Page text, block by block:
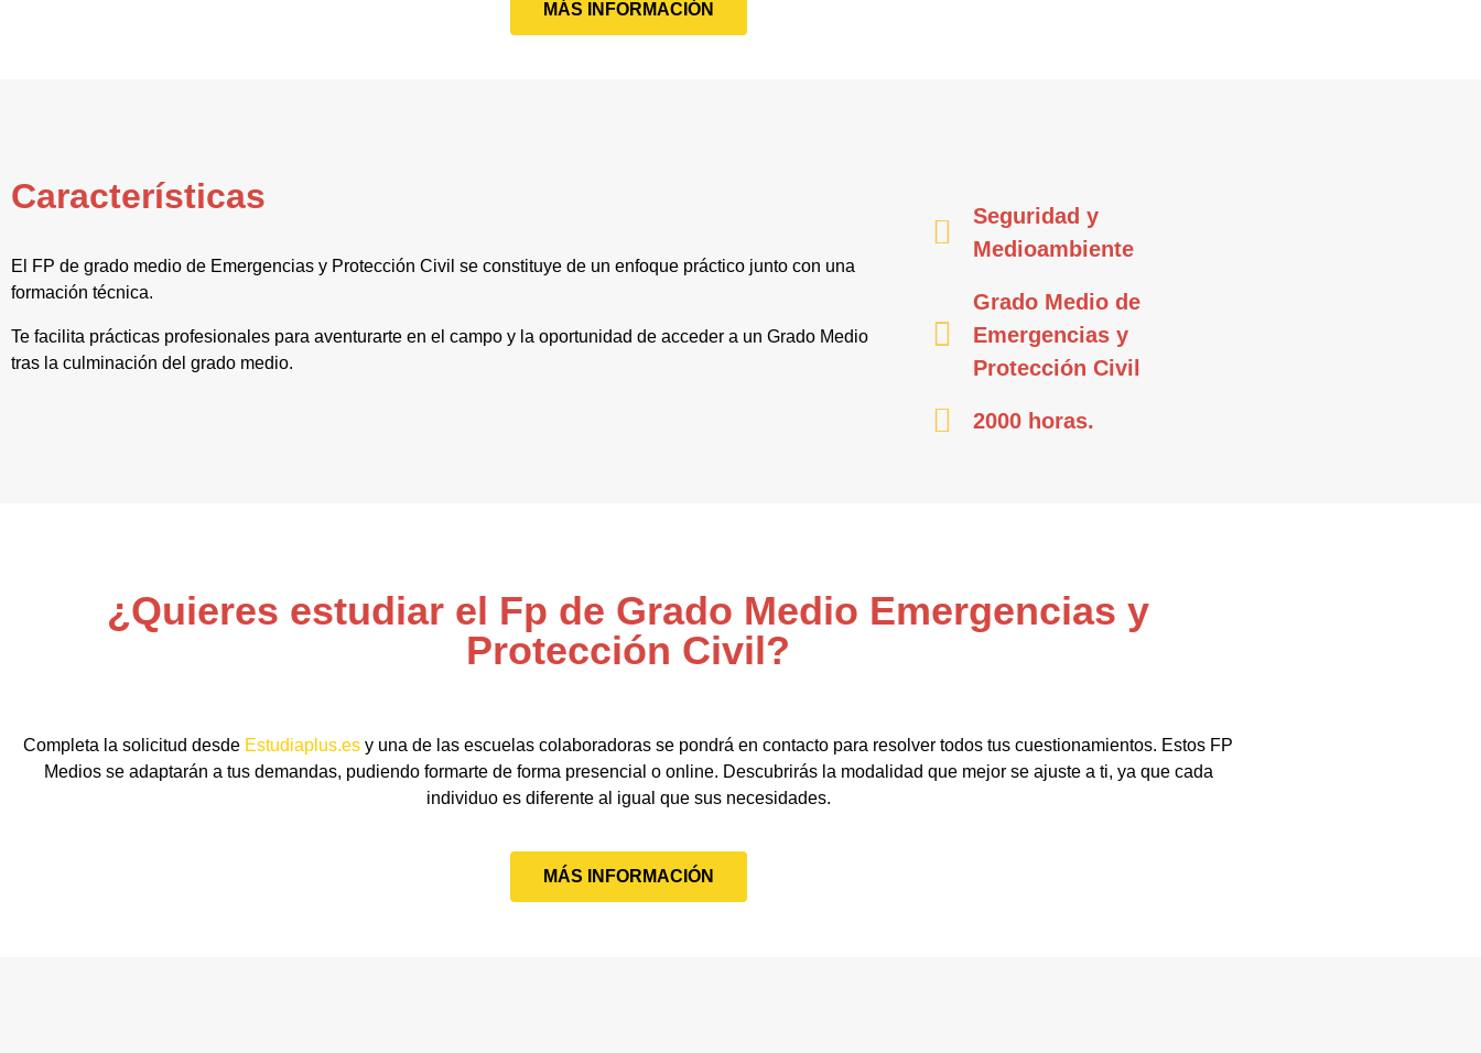
MÁS INFORMACIÓN
Características
El FP de grado medio de Emergencias y Protección Civil se constituye de un enfoque práctico junto con una
formación técnica.
Te facilita prácticas profesionales para aventurarte en el campo y la oportunidad de acceder a un Grado Medio
tras la culminación del grado medio.
Seguridad y
Medioambiente
Grado Medio de
Emergencias y
Protección Civil
2000 horas.
¿Quieres estudiar el Fp de Grado Medio Emergencias y
Protección Civil?
Completa la solicitud desde Estudiaplus.es y una de las escuelas colaboradoras se pondrá en contacto para resolver todos tus cuestionamientos. Estos FP
Medios se adaptarán a tus demandas, pudiendo formarte de forma presencial o online. Descubrirás la modalidad que mejor se ajuste a ti, ya que cada
individuo es diferente al igual que sus necesidades.
MÁS INFORMACIÓN